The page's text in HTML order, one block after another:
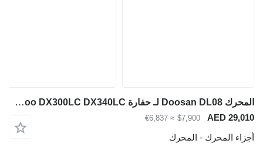
المحرك Doosan DL08 لـ حفارة Daewoo DX300LC DX340LC
AED 29,010
$7,900
≈ €6,837
أجزاء المحرك - المحرك